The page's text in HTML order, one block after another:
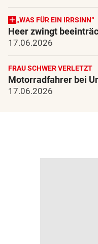
„WAS FÜR EIN IRRSINN“
Heer zwingt
17.06.2026
FRAU SCHWER VERLETZT
Motorradfahrer bei
17.06.2026